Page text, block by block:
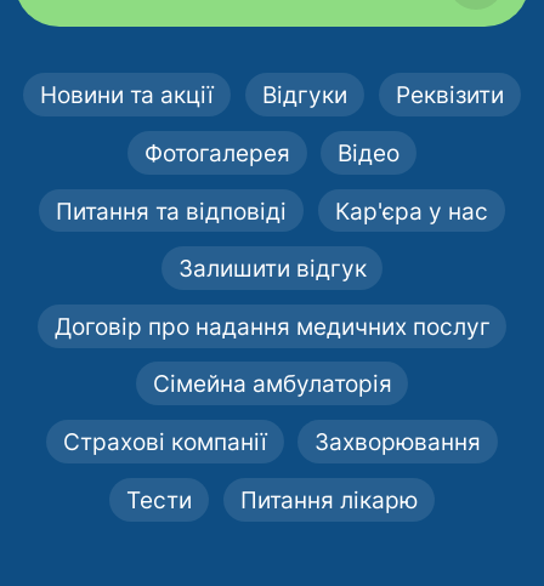
Новини та акції Відгуки Реквізити
Фотогалерея Відео
Питання та відповіді Кар'єра у нас
Залишити відгук
Договір про надання медичних послуг
Сімейна амбулаторія
Страхові компанії Захворювання
Тести Питання лікарю